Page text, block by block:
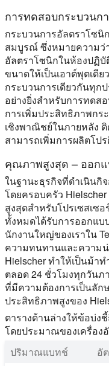
การทดสอบกระบวนก
กระบวนการอัลตราโซนิ
สมบูรณ์ ซึ่งหมายความว่
อัลตราโซนิกในห้องปฏิ
ขนาดให้เป็นเอาต์พุตเดี
กระบวนการเดียวกันทุก
อย่างยิ่งสําหรับการทดส
การเพิ่มประสิทธิภาพกร
เชิงพาณิชย์ในภายหลัง ติ
สามารถเพิ่มการผลิตโป
คุณภาพสูงสุด – ออกแ
ในฐานะธุรกิจที่ดําเนินกิ
โดยครอบครัว
สูงสุดสําหรับโปรเซสเซ
ทั้งหมดได้รับการออกแบ
นักงานใหญ่ของเราใน
ความทนทานและความ
Hielscher ทําให้เป็นม้า
ตลอด 24 ชั่วโมงทุกวันภ
ที่มีความต้องการเป็นลัก
ประสิทธิภาพสูงของ
ตารางด้านล่างให้ข้อบ่ง
โดยประมาณของเครื่อง
ปริมาณแบทช์
อั